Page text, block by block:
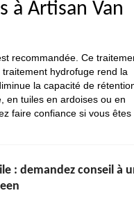
à Artisan Van
recommandée. Ce
hydrofuge rend la
la capacité de
en tuiles en ardoises ou en
faire confiance si vous êtes
: demandez conseil à